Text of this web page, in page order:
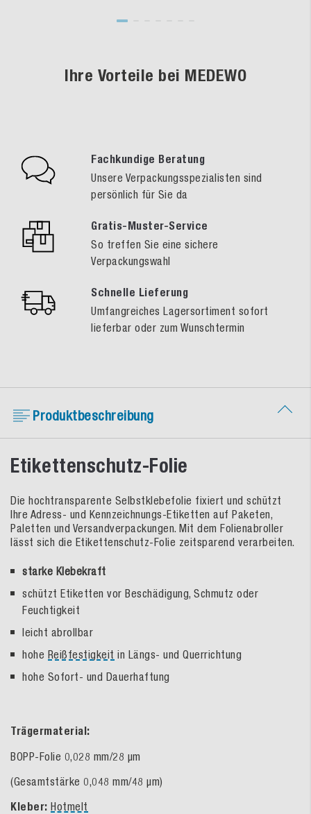
Ihre Vorteile bei MEDEWO
Fachkundige Beratung
Unsere Verpackungsspezialisten sind
persönlich für Sie da
Gratis-Muster-Service
So treffen Sie eine sichere
Verpackungswahl
Schnelle Lieferung
Umfangreiches Lagersortiment sofort
lieferbar oder zum Wunschtermin
Produktbeschreibung
Etikettenschutz-Folie
Die hochtransparente Selbstklebefolie fixiert und schützt
Ihre Adress- und Kennzeichnungs-Etiketten auf Paketen,
Paletten und Versandverpackungen. Mit dem Folienabroller
lässt sich die Etikettenschutz-Folie zeitsparend verarbeiten.
starke Klebekraft
schützt Etiketten vor Beschädigung, Schmutz oder
Feuchtigkeit
leicht abrollbar
hohe Reißfestigkeit in Längs- und Querrichtung
hohe Sofort- und Dauerhaftung
Trägermaterial:
BOPP-Folie 0,028 mm/28 µm
(Gesamtstärke 0,048 mm/48 µm)
Kleber: Hotmelt